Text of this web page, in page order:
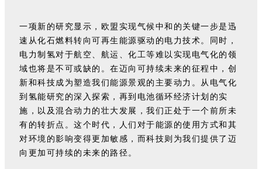
一项新的研究显示，欧盟实现气候中和的关键一步是迅
速从化石燃料转向可再生能源驱动的电力技术。同时，
电力制氢对于航空、航运、化工等难以实现电气化的领
域也将是不可或缺的。在迈向可持续未来的征程中，创
新和科技成为塑造我们能源景观的主要动力。从电气化
到氢能研究的深入探索，再到电池循环经济计划的实
施，以及混合动力的壮大发展，我们正处于一个前所未
有的转折点。这个时代，人们对于能源的使用方式和其
对环境的影响变得更加敏感，而科技则为我们提供了迈
向更加可持续的未来的路径。